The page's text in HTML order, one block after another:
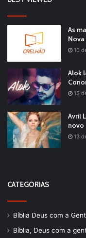
As
Nova
10
Alok
15
Avril
novo
13
CATEGORIAS
Bíblia Deus com a
Bíblia, Deus com a